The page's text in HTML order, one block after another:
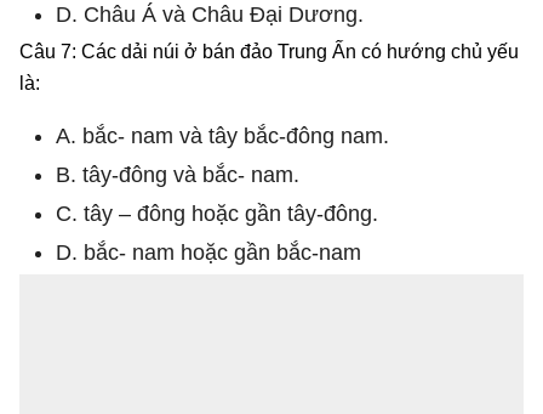
D. Châu Á và Châu Đại Dương.
Câu 7: Các dải núi ở bán đảo Trung Ấn có hướng chủ yếu
là:
A. bắc- nam và tây bắc-đông nam.
B. tây-đông và bắc- nam.
C. tây – đông hoặc gần tây-đông.
D. bắc- nam hoặc gần bắc-nam